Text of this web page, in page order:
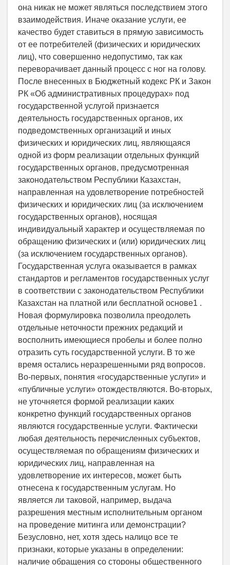
она никак не может являться последствием этого
взаимодействия. Иначе оказание услуги, ее
качество будет ставиться в прямую зависимость
от ее потребителей (физических и юридических
лиц), что совершенно недопустимо, так как
переворачивает данный процесс с ног на голову.
После внесенных в Бюджетный кодекс РК и Закон
РК «Об административных процедурах» под
государственной услугой признается
деятельность государственных органов, их
подведомственных организаций и иных
физических и юридических лиц, являющаяся
одной из форм реализации отдельных функций
государственных органов, предусмотренная
законодательством Республики Казахстан,
направленная на удовлетворение потребностей
физических и юридических лиц (за исключением
государственных органов), носящая
индивидуальный характер и осуществляемая по
обращению физических и (или) юридических лиц
(за исключением государственных органов).
Государственная услуга оказывается в рамках
стандартов и регламентов государственных услуг
в соответствии с законодательством Республики
Казахстан на платной или бесплатной основе1 .
Новая формулировка позволила преодолеть
отдельные неточности прежних редакций и
восполнить имеющиеся пробелы и более полно
отразить суть государственной услуги. В то же
время остались неразрешенными ряд вопросов.
Во-первых, понятия «государственные услуги» и
«публичные услуги» отождествляются. Во-вторых,
не уточняется формой реализации каких
конкретно функций государственных органов
являются государственные услуги. Фактически
любая деятельность перечисленных субъектов,
осуществляемая по обращениям физических и
юридических лиц, направленная на
удовлетворение их интересов, может быть
отнесена к государственным услугам. Но
является ли таковой, например, выдача
разрешения местным исполнительным органом
на проведение митинга или демонстрации?
Безусловно, нет, хотя здесь налицо все те
признаки, которые указаны в определении:
наличие обращения со стороны общественного